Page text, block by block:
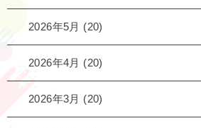
2026年5月 (20)
2026年4月 (20)
2026年3月 (20)